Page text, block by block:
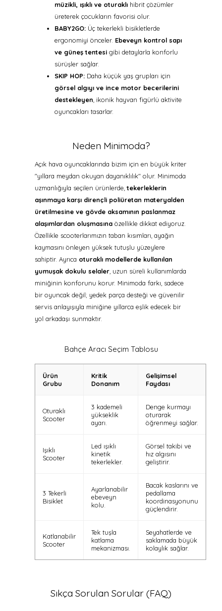
müzikli, ışıklı ve oturaklı hibrit çözümler
üreterek çocukların favorisi olur.
BABY2GO: Üç tekerlekli bisikletlerde
ergonomiyi önceler. Ebeveyn kontrol sapı
ve güneş tentesi gibi detaylarla konforlu
sürüşler sağlar.
SKIP HOP: Daha küçük yaş grupları için
görsel algıyı ve ince motor becerilerini
destekleyen, ikonik hayvan figürlü aktivite
oyuncakları tasarlar.
Neden Minimoda?
Açık hava oyuncaklarında bizim için en büyük kriter
"yıllara meydan okuyan dayanıklılık" olur. Minimoda
uzmanlığıyla seçilen ürünlerde,tekerleklerin
aşınmaya karşı dirençli poliüretan materyalden
üretilmesine ve gövde aksamının paslanmaz
alaşımlardan oluşmasına özellikle dikkat ediyoruz.
Özellikle scooterlarımızın taban kısımları, ayağın
kaymasını önleyen yüksek tutuşlu yüzeylere
sahiptir. Ayrıca oturaklı modellerde kullanılan
yumuşak dokulu selaler , uzun süreli kullanımlarda
miniğinin konforunu korur. Minimoda farkı, sadece
bir oyuncak değil; yedek parça desteği ve güvenilir
servis anlayışıyla miniğine yıllarca eşlik edecek bir
yol arkadaşı sunmaktır.
Bahçe Aracı Seçim Tablosu
Ürün
Grubu
Kritik
Donanım
Gelişimsel
Faydası
Oturaklı
Scooter
3 kademeli
yükseklik
ayarı.
Denge kurmayı
oturarak
öğrenmeyi sağlar.
Işıklı
Scooter
Led ışıklı
kinetik
tekerlekler.
Görsel takibi ve
hız algısını
geliştirir.
3 Tekerli
Bisiklet
Ayarlanabilir
ebeveyn
kolu.
Bacak kaslarını ve
pedallama
koordinasyonunu
güçlendirir.
Katlanabilir
Scooter
Tek tuşla
katlama
mekanizması.
Seyahatlerde ve
saklamada büyük
kolaylık sağlar.
Sıkça Sorulan Sorular (FAQ)